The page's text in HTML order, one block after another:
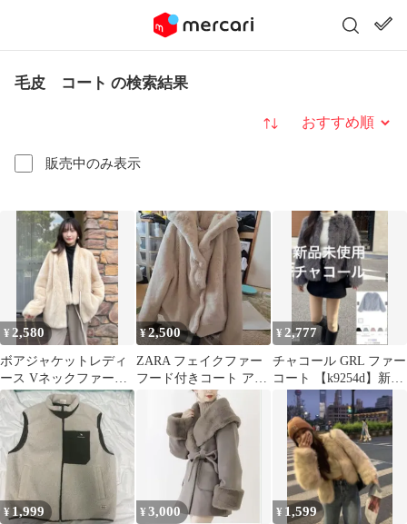
毛皮 コート の検索結果
販売中のみ表示
並び替え
¥ 2,580
ボアジャケットレディ
ース Vネックファーコ
ートフェイクファー 毛
皮コート無地防寒
¥2,500
ZARA フェイクファー
フード付きコート アイ
¥ 2,777
チャコール GRL ファー
コート 【k9254d】新品
タグ付き
¥ 1,999 ¥3,000 ¥ 1,599